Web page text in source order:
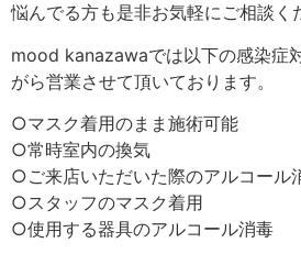
悩んでる方も是非お気軽にご相談く
mood kanazawaでは以下の感染症
がら営業させて頂いております。
○マスク着用のまま施術可能
○常時室内の換気
○ご来店いただいた際のアルコール
○スタッフのマスク着用
○使用する器具のアルコール消毒